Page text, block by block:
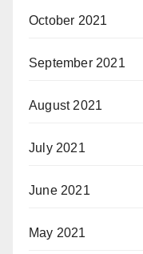
October 2021
September 2021
August 2021
July 2021
June 2021
May 2021